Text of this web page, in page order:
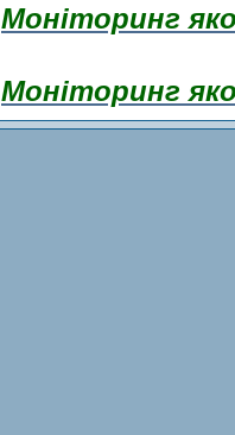
Моніторинг
Моніторинг